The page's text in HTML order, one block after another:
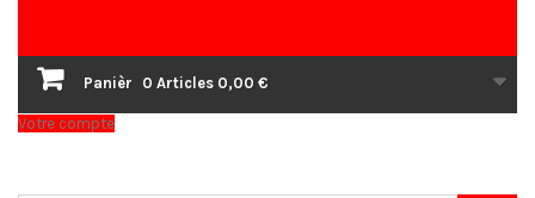
Panièr 0 Articles 0,00 €
Votre compte